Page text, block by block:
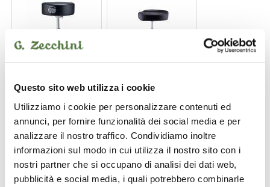
Questo sito web utilizza i cookie
Utilizziamo i cookie per personalizzare contenuti ed
annunci, per fornire funzionalità dei social media e per
analizzare il nostro traffico. Condividiamo inoltre
informazioni sul modo in cui utilizza il nostro sito con i
nostri partner che si occupano di analisi dei dati web,
pubblicità e social media, i quali potrebbero combinarle
99,00 €
120,00 €
MAPEX